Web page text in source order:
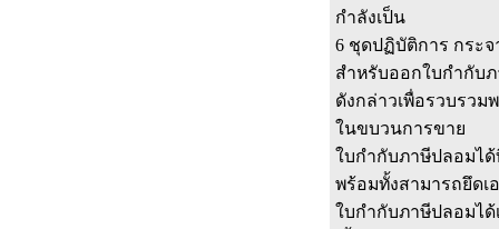
กำลังเป็น
6 ชุดปฏิบัติการ กระจ
สำหรับออกใบกำกับ
ดังกล่าวเพื่อรวบรว
ในขบวนการขาย
ใบกำกับภาษีปลอมไ
พร้อมทั้งสามารถยึดเ
ใบกำกับภาษีปลอมได้